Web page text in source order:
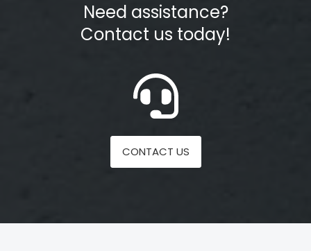
Need assistance?
Contact us today!
CONTACT US